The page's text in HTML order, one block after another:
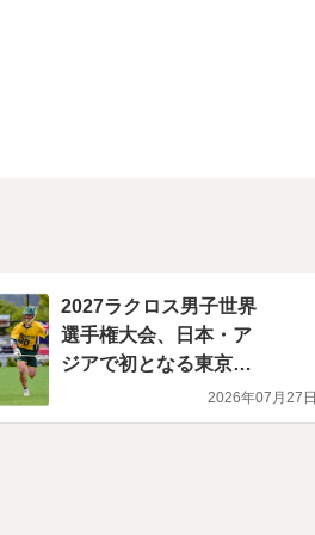
2027ラクロス男子世界
選手権大会、日本・ア
ジアで初となる東京開
催決定！ 大井ホッケー
競技場がメイン会場
2026年07月27日